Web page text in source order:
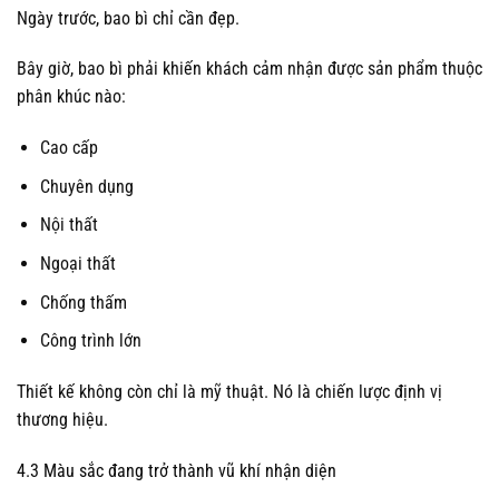
Ngày trước, bao bì chỉ cần đẹp.
Bây giờ, bao bì phải khiến khách cảm nhận được sản phẩm thuộc
phân khúc nào:
Cao cấp
Chuyên dụng
Nội thất
Ngoại thất
Chống thấm
Công trình lớn
Thiết kế không còn chỉ là mỹ thuật. Nó là chiến lược định vị
thương hiệu.
4.3 Màu sắc đang trở thành vũ khí nhận diện